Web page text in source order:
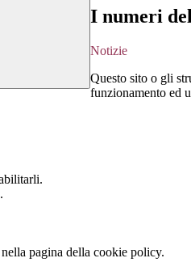
I numeri
Notizie
Questo sito o gli
funzionamento ed
.
pagina della cookie policy.